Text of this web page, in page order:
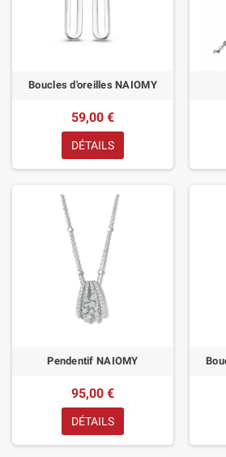
Boucles d'oreilles NAIOMY
59,00 €
DÉTAILS
Pendentif NAIOMY
95,00 €
DÉTAILS